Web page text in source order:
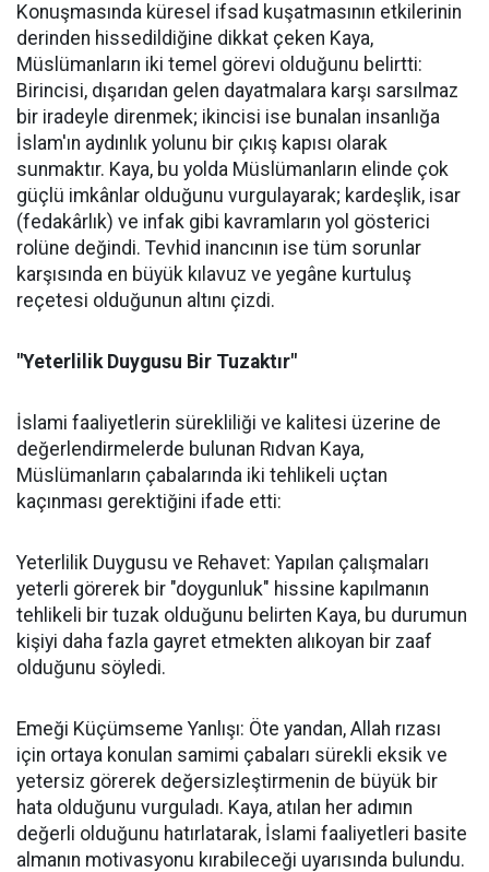
Konuşmasında küresel ifsad kuşatmasının etkilerinin
derinden hissedildiğine dikkat çeken Kaya,
Müslümanların iki temel görevi olduğunu belirtti:
Birincisi, dışarıdan gelen dayatmalara karşı sarsılmaz
bir iradeyle direnmek; ikincisi ise bunalan insanlığa
İslam'ın aydınlık yolunu bir çıkış kapısı olarak
sunmaktır. Kaya, bu yolda Müslümanların elinde çok
güçlü imkânlar olduğunu vurgulayarak; kardeşlik, isar
(fedakârlık) ve infak gibi kavramların yol gösterici
rolüne değindi. Tevhid inancının ise tüm sorunlar
karşısında en büyük kılavuz ve yegâne kurtuluş
reçetesi olduğunun altını çizdi.
"Yeterlilik Duygusu Bir Tuzaktır"
İslami faaliyetlerin sürekliliği ve kalitesi üzerine de
değerlendirmelerde bulunan Rıdvan Kaya,
Müslümanların çabalarında iki tehlikeli uçtan
kaçınması gerektiğini ifade etti:
Yeterlilik Duygusu ve Rehavet: Yapılan çalışmaları
yeterli görerek bir "doygunluk" hissine kapılmanın
tehlikeli bir tuzak olduğunu belirten Kaya, bu durumun
kişiyi daha fazla gayret etmekten alıkoyan bir zaaf
olduğunu söyledi.
Emeği Küçümseme Yanlışı: Öte yandan, Allah rızası
için ortaya konulan samimi çabaları sürekli eksik ve
yetersiz görerek değersizleştirmenin de büyük bir
hata olduğunu vurguladı. Kaya, atılan her adımın
değerli olduğunu hatırlatarak, İslami faaliyetleri basite
almanın motivasyonu kırabileceği uyarısında bulundu.